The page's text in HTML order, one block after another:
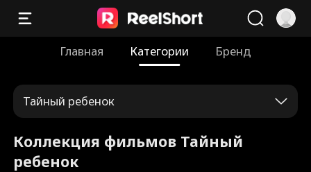
Главная Категории Бренд
Тайный ребенок
Коллекция фильмов Тайный
ребенок